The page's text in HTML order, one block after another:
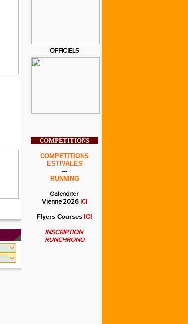
OFFICIELS
COMPETITIONS
COMPETITIONS
ESTIVALES
---
RUNNING
Calendrier
Vienne 2026ICI
Flyers Courses ICI
INSCRIPTION
RUNCHRONO